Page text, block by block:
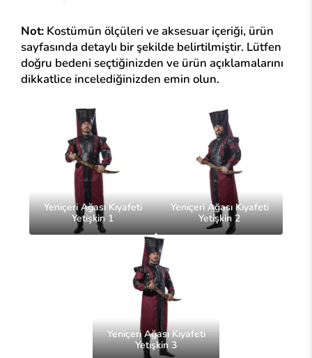
Not: Kostümün ölçüleri ve aksesuar içeriği, ürün
sayfasında detaylı bir şekilde belirtilmiştir. Lütfen
doğru bedeni seçtiğinizden ve ürün açıklamalarını
dikkatlice incelediğinizden emin olun.
Yeniçeri Ağası Kıyafeti
Yetişkin 1
Yeniçeri Ağası Kıyafeti
Yetişkin 2
Yeniçeri Ağası Kıyafeti
Yetişkin 3